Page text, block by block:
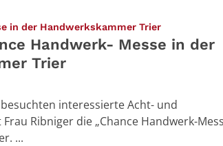
in der Handwerkskammer Trier:
Handwerk- Messe in der
Trier
interessierte Acht- und
Ribniger die „Chance Handwerk-
...